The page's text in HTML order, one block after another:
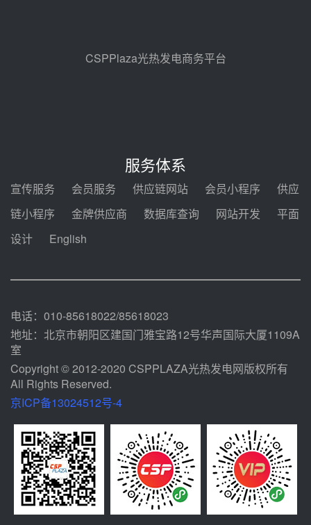
包项目熔盐介质超声波流量计采购
08-05 17:09
电机组灵活性改造项目三元液态盐
采购合同
迪尔化工预中标华能西安热工院
2026-2029年熔盐介质框架协议
100MW光热项目机组调试及性能
CSPPlaza光热发电商务平台
服务体系
宣传服务 会员服务 供应链网站 会员小程序
供应
链小程序
金牌供应商 数据库查询 网站开发
平面
设计
English
电话：010-85618022/85618023
地址：北京市朝阳区建国门雅宝路12号华声国际大厦1109A
室
Copyright © 2012-2020 CSPPLAZA光热发电网版权所有
All Rights Reserved.
京ICP备13024512号-4